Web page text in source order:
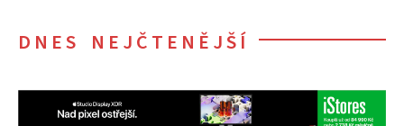
DNES NEJČTENĚJŠÍ